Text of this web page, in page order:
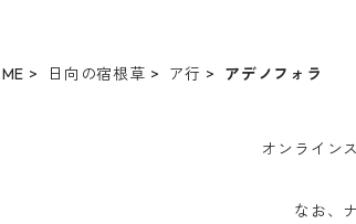
日向の宿根草 ア行 アデノフォラ
オンライン
なお、